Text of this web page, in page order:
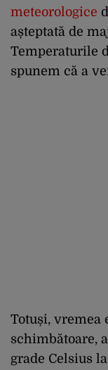
meteorologice
așteptată de
Temperaturile
spunem că a
Totuși, vremea
schimbătoare,
grade Celsius